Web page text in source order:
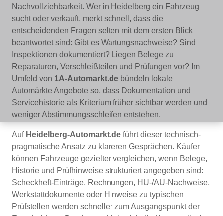
Nachvollziehbarkeit. Wer in Heidelberg ein Fahrzeug
sucht oder verkauft, merkt schnell, dass die
entscheidenden Fragen selten mit dem ersten Blick
beantwortet sind: Gibt es Wartungsnachweise? Sind
Inspektionen dokumentiert? Liegen Belege zu
Reparaturen, Verschleißteilen und Prüfungen vor? Im
Umfeld von 1A-Automarkt.de bündeln lokale
Automärkte Angebote so, dass Dokumentation und
Servicehistorie als Kriterium früher sichtbar werden und
weniger Abstimmungsschleifen entstehen.
Auf Heidelberg-Automarkt.de führt dieser technisch-
pragmatische Ansatz zu klareren Gesprächen. Käufer
können Fahrzeuge gezielter vergleichen, wenn Belege,
Historie und Prüfhinweise strukturiert angegeben sind:
Scheckheft-Einträge, Rechnungen, HU-/AU-Nachweise,
Werkstattdokumente oder Hinweise zu typischen
Prüfstellen werden schneller zum Ausgangspunkt der